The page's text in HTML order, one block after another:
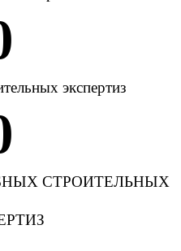
экспертиз
СТРОИТЕЛЬНЫХ